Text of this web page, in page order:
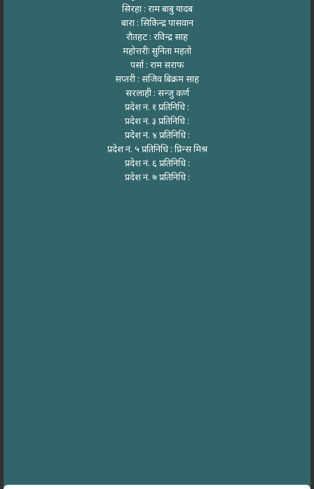
सिरहा : राम बाबु यादब
बारा : सिकिन्द्र पासवान
रौतहट : रविन्द्र साह
महोत्तरीः सुनिता महतो
पर्सा : राम सराफ
सप्तरी : संजिव बिक्रम साह
सरलाही : सन्जु कर्ण
प्रदेश नं. १ प्रतिनिधि :
प्रदेश नं. ३ प्रतिनिधि :
प्रदेश नं. ४ प्रतिनिधि :
प्रदेश नं. ५ प्रतिनिधि : प्रिन्स मिश्र
प्रदेश नं. ६ प्रतिनिधि :
प्रदेश नं. ७ प्रतिनिधि :